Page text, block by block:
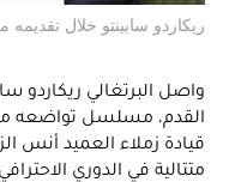
ريكاردو سابينتو خلال تقديمه
واصل البرتغالي ريكاردو
القدم، مسلسل تواضعه
متتالية في الدوري